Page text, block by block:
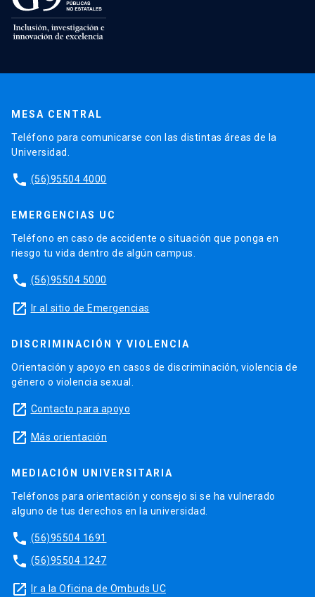
MESA CENTRAL
Teléfono para comunicarse con las distintas áreas de la
Universidad.
phone (56)95504 4000
EMERGENCIAS UC
Teléfono en caso de accidente o situación que ponga en
riesgo tu vida dentro de algún campus.
phone (56)95504 5000
launch Ir al sitio de Emergencias
DISCRIMINACIÓN Y VIOLENCIA
Orientación y apoyo en casos de discriminación, violencia de
género o violencia sexual.
launch Contacto para apoyo
launch Más orientación
MEDIACIÓN UNIVERSITARIA
Teléfonos para orientación y consejo si se ha vulnerado
alguno de tus derechos en la universidad.
phone (56)95504 1691
phone (56)95504 1247
launch Ir a la Oficina de Ombuds UC